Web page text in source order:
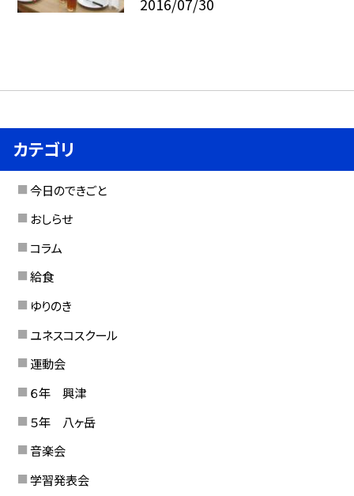
2016/07/30
カテゴリ
今日のできごと
おしらせ
コラム
給食
ゆりのき
ユネスコスクール
運動会
６年 興津
５年 八ヶ岳
音楽会
学習発表会